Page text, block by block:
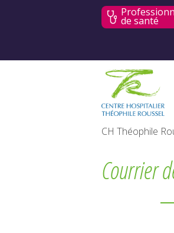
de santé
CH Théophile
Courrier